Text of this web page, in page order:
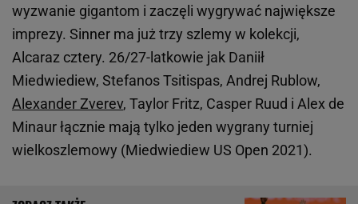
wyzwanie gigantom i zaczęli wygrywać największe
imprezy. Sinner ma już trzy szlemy w kolekcji,
Alcaraz cztery. 26/27-latkowie jak Daniił
Miedwiediew, Stefanos Tsitispas, Andrej Rublow,
Alexander Zverev, Taylor Fritz, Casper Ruud i Alex de
Minaur łącznie mają tylko jeden wygrany turniej
wielkoszlemowy (Miedwiediew US Open 2021).